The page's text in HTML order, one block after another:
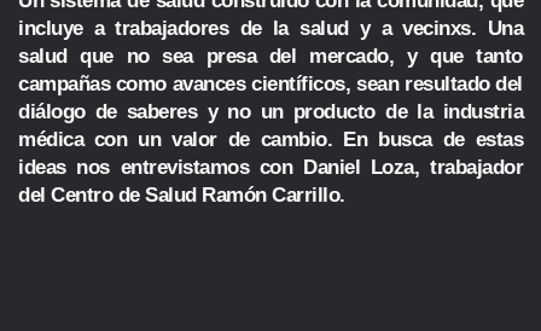
incluye a trabajadores de la salud y a vecinxs. Una
salud que no sea presa del mercado, y que tanto
campañas como avances científicos, sean resultado del
diálogo de saberes y no un producto de la industria
médica con un valor de cambio. En busca de estas
ideas nos entrevistamos con Daniel Loza, trabajador
del Centro de Salud Ramón Carrillo.